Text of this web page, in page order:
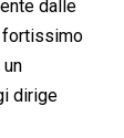
dalle
fortissimo
dirige